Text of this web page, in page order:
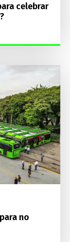
celebrar
no